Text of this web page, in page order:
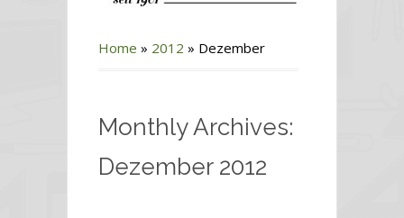
Home » 2012 » Dezember
Monthly Archives:
Dezember 2012